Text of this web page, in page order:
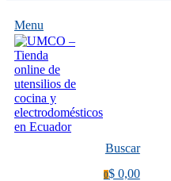
Menu
Buscar
0$ 0,00